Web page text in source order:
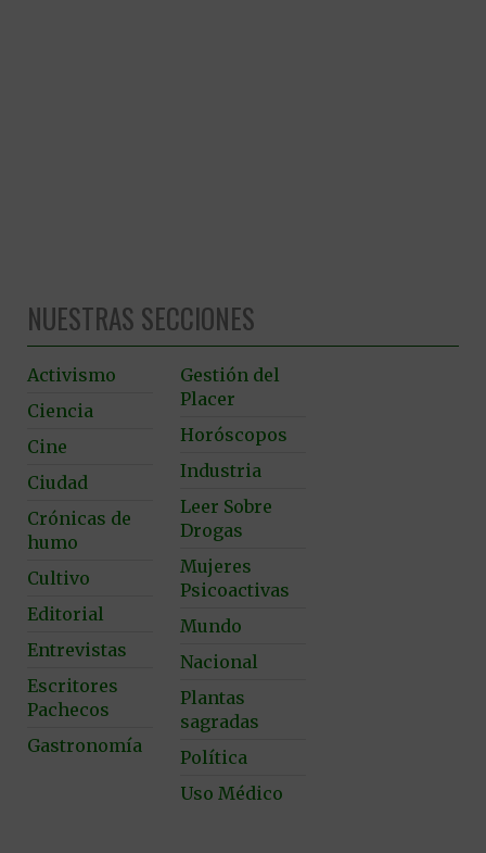
NUESTRAS SECCIONES
Activismo
Ciencia
Cine
Ciudad
Crónicas de
humo
Cultivo
Editorial
Entrevistas
Escritores
Pachecos
Gastronomía
Gestión del
Placer
Horóscopos
Industria
Leer Sobre
Drogas
Mujeres
Psicoactivas
Mundo
Nacional
Plantas
sagradas
Política
Uso Médico